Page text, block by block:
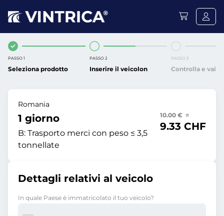
PASSO 1
Seleziona prodotto
PASSO 2
Inserire il veicolon
PASSO 3
Controlla e vai
Romania
1 giorno
B: Trasporto merci con peso ≤ 3,5
tonnellate
10.00 € =
9.33 CHF
Dettagli relativi al veicolo
In quale Paese è immatricolato il tuo veicolo?